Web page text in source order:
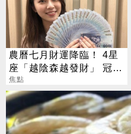
農曆七月財運降臨！ 4星
座「越陰森越發財」 冠軍
賺到翻
焦點